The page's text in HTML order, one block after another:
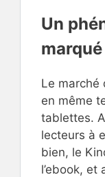
Un
Le marché
en même
tablettes.
lecteurs à
bien, le
l’ebook, et